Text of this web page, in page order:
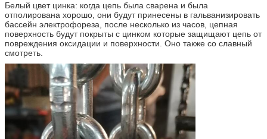
Белый цвет цинка: когда цепь была сварена и была
отполирована хорошо, они будут принесены в гальванизировать
бассейн электрофореза, после несколько из часов, цепная
поверхность будут покрыты с цинком которые защищают цепь от
повреждения оксидации и поверхности. Оно также со славный
смотреть.